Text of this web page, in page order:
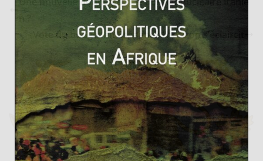
Vote du budget en Espagne : l’horizon s’éclaircit